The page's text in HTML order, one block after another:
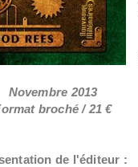
Novembre 2013
broché / 21 €
de l'éditeur :